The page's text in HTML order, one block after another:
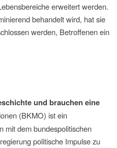
erweitert werden.
behandelt wird, hat sie
werden, Betroffenen ein
und brauchen eine
(BKMO) ist ein
mit dem bundespolitischen
politische Impulse zu